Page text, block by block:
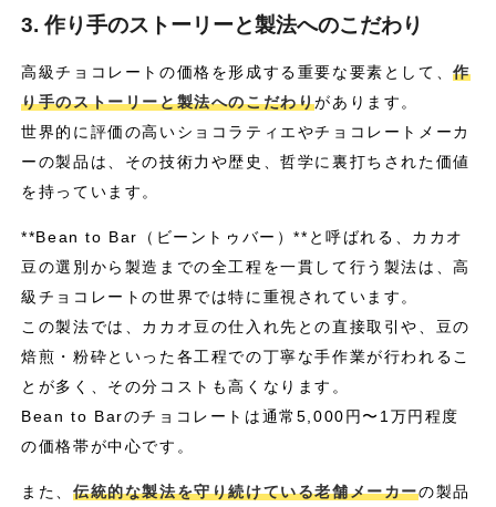
3. 作り手のストーリーと製法へのこだわり
高級チョコレートの価格を形成する重要な要素として、作
り手のストーリーと製法へのこだわりがあります。
世界的に評価の高いショコラティエやチョコレートメーカ
ーの製品は、その技術力や歴史、哲学に裏打ちされた価値
を持っています。
**Bean to Bar（ビーントゥバー）**と呼ばれる、カカオ
豆の選別から製造までの全工程を一貫して行う製法は、高
級チョコレートの世界では特に重視されています。
この製法では、カカオ豆の仕入れ先との直接取引や、豆の
焙煎・粉砕といった各工程での丁寧な手作業が行われるこ
とが多く、その分コストも高くなります。
Bean to Barのチョコレートは通常5,000円〜1万円程度
の価格帯が中心です。
また、 伝統的な製法を守り続けている老舗メーカーの製品